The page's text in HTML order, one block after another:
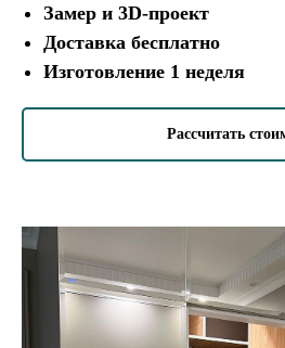
Замер и 3D-проект
Доставка бесплатно
Изготовление 1 неделя
Рассчитать